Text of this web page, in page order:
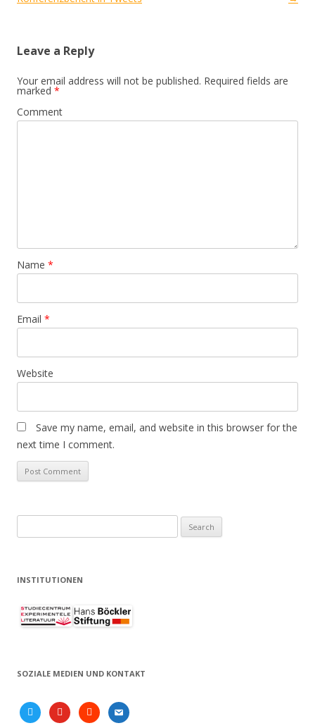
Leave a Reply
Your email address will not be published. Required fields are
marked *
Comment
Name *
Email *
Website
Save my name, email, and website in this browser for the
next time I comment.
for:
INSTITUTIONEN
SOZIALE MEDIEN UND KONTAKT
twitter youtubesoundcloud
email